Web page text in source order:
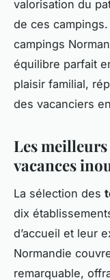
valorisation du
de ces
campings
équilibre parfait
plaisir familial,
des vacanciers
Les
vacances
La sélection des
dix
d’accueil et leur
Normandie
remarquable,